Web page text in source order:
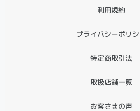
利用規約
プライバシーポリ
特定商取引法
取扱店舗一覧
お客さまの声